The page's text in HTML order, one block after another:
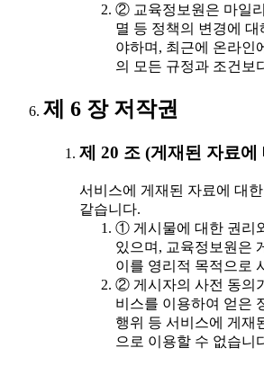
② 교육정보원은 마일
멸 등 정책의 변경에
야하며, 최근에 온라인
의 모든 규정과 조건보
제 6 장 저작권
제 20 조 (게재된 자료에
서비스에 게재된 자료에 대
같습니다.
① 게시물에 대한 권리
있으며, 교육정보원은
이를 영리적 목적으로
② 게시자의 사전 동의
비스를 이용하여 얻은
행위 등 서비스에 게재
으로 이용할 수 없습니